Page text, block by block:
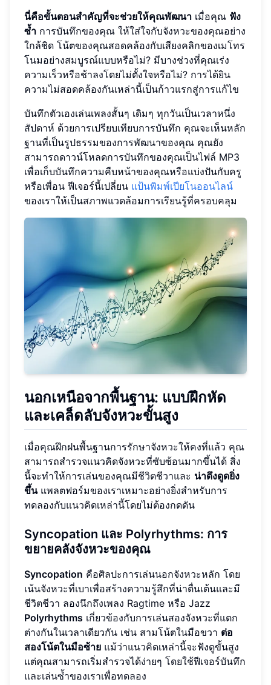
นี่คือขั้นตอนสำคัญที่จะช่วยให้คุณพัฒนา เมื่อคุณ ฟัง
ซ้ำ การบันทึกของคุณ ให้ใส่ใจกับจังหวะของคุณอย่าง
ใกล้ชิด โน้ตของคุณสอดคล้องกับเสียงคลิกของเมโทร
โนมอย่างสมบูรณ์แบบหรือไม่? มีบางช่วงที่คุณเร่ง
ความเร็วหรือช้าลงโดยไม่ตั้งใจหรือไม่? การได้ยิน
ความไม่สอดคล้องกันเหล่านี้เป็นก้าวแรกสู่การแก้ไข
บันทึกตัวเองเล่นเพลงสั้นๆ เดิมๆ ทุกวันเป็นเวลาหนึ่ง
สัปดาห์ ด้วยการเปรียบเทียบการบันทึก คุณจะเห็นหลัก
ฐานที่เป็นรูปธรรมของการพัฒนาของคุณ คุณยัง
สามารถดาวน์โหลดการบันทึกของคุณเป็นไฟล์ MP3
เพื่อเก็บบันทึกความคืบหน้าของคุณหรือแบ่งปันกับครู
หรือเพื่อน ฟีเจอร์นี้เปลี่ยน แป้นพิมพ์เปียโนออนไลน์
ของเราให้เป็นสภาพแวดล้อมการเรียนรู้ที่ครอบคลุม
นอกเหนือจากพื้นฐาน: แบบฝึกหัด
และเคล็ดลับจังหวะขั้นสูง
เมื่อคุณฝึกฝนพื้นฐานการรักษาจังหวะให้คงที่แล้ว คุณ
สามารถสำรวจแนวคิดจังหวะที่ซับซ้อนมากขึ้นได้ สิ่ง
นี้จะทำให้การเล่นของคุณมีชีวิตชีวาและ น่าดึงดูดยิ่ง
ขึ้นแพลตฟอร์มของเราเหมาะอย่างยิ่งสำหรับการ
ทดลองกับแนวคิดเหล่านี้โดยไม่ต้องกดดัน
Syncopation และ Polyrhythms: การ
ขยายคลังจังหวะของคุณ
Syncopation คือศิลปะการเล่นนอกจังหวะหลัก โดย
เน้นจังหวะที่เบาเพื่อสร้างความรู้สึกที่น่าตื่นเต้นและมี
ชีวิตชีวา ลองนึกถึงเพลง Ragtime หรือ Jazz
Polyrhythms เกี่ยวข้องกับการเล่นสองจังหวะที่แตก
ต่างกันในเวลาเดียวกัน เช่น สามโน้ตในมือขวา ต่อ
สองโน้ตในมือซ้าย แม้ว่าแนวคิดเหล่านี้จะฟังดูขั้นสูง
แต่คุณสามารถเริ่มสำรวจได้ง่ายๆ โดยใช้ฟีเจอร์บันทึก
และเล่นซ้ำของเราเพื่อทดลอง